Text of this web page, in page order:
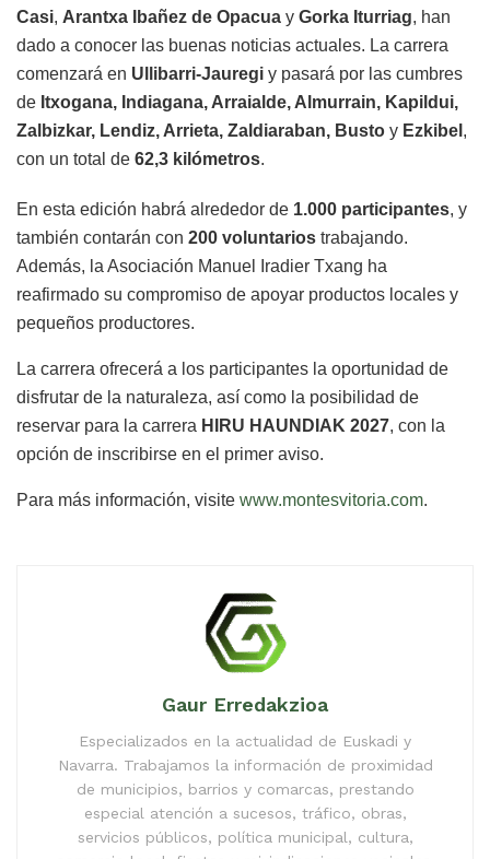
Casi, Arantxa Ibañez de Opacua y Gorka Iturriag, han
dado a conocer las buenas noticias actuales. La carrera
comenzará en Ullibarri-Jauregi y pasará por las cumbres
de Itxogana, Indiagana, Arraialde, Almurrain, Kapildui,
Zalbizkar, Lendiz, Arrieta, Zaldiaraban, Busto y Ezkibel ,
con un total de 62,3 kilómetros.
En esta edición habrá alrededor de 1.000 participantes, y
también contarán con 200 voluntarios trabajando.
Además, la Asociación Manuel Iradier Txang ha
reafirmado su compromiso de apoyar productos locales y
pequeños productores.
La carrera ofrecerá a los participantes la oportunidad de
disfrutar de la naturaleza, así como la posibilidad de
reservar para la carrera HIRU HAUNDIAK 2027, con la
opción de inscribirse en el primer aviso.
Para más información, visite www.montesvitoria.com.
Gaur Erredakzioa
Especializados en la actualidad de Euskadi y
Navarra. Trabajamos la información de proximidad
de municipios, barrios y comarcas, prestando
especial atención a sucesos, tráfico, obras,
servicios públicos, política municipal, cultura,